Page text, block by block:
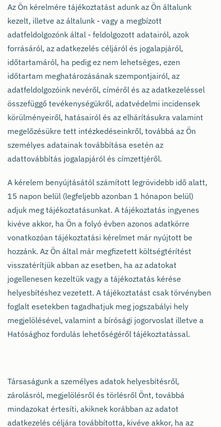
Az Ön kérelmére tájékoztatást adunk az Ön általunk
kezelt, illetve az általunk - vagy a megbízott
adatfeldolgozónk által - feldolgozott adatairól, azok
forrásáról, az adatkezelés céljáról és jogalapjáról,
időtartamáról, ha pedig ez nem lehetséges, ezen
időtartam meghatározásának szempontjairól, az
adatfeldolgozóink nevéről, címéről és az adatkezeléssel
összefüggő tevékenységükről, adatvédelmi incidensek
körülményeiről, hatásairól és az elhárításukra valamint
megelőzésükre tett intézkedéseinkről, továbbá az Ön
személyes adatainak továbbítása esetén az
adattovábbítás jogalapjáról és címzettjéről.
A kérelem benyújtásától számított legrövidebb idő alatt,
15 napon belül (legfeljebb azonban 1 hónapon belül)
adjuk meg tájékoztatásunkat. A tájékoztatás ingyenes
kivéve akkor, ha Ön a folyó évben azonos adatkörre
vonatkozóan tájékoztatási kérelmet már nyújtott be
hozzánk. Az Ön által már megfizetett költségtérítést
visszatérítjük abban az esetben, ha az adatokat
jogellenesen kezeltük vagy a tájékoztatás kérése
helyesbítéshez vezetett. A tájékoztatást csak törvényben
foglalt esetekben tagadhatjuk meg jogszabályi hely
megjelölésével, valamint a bírósági jogorvoslat illetve a
Hatósághoz fordulás lehetőségéről tájékoztatással.
Társaságunk a személyes adatok helyesbítésről,
zárolásról, megjelölésről és törlésről Önt, továbbá
mindazokat értesíti, akiknek korábban az adatot
adatkezelés céljára továbbította, kivéve akkor, ha az